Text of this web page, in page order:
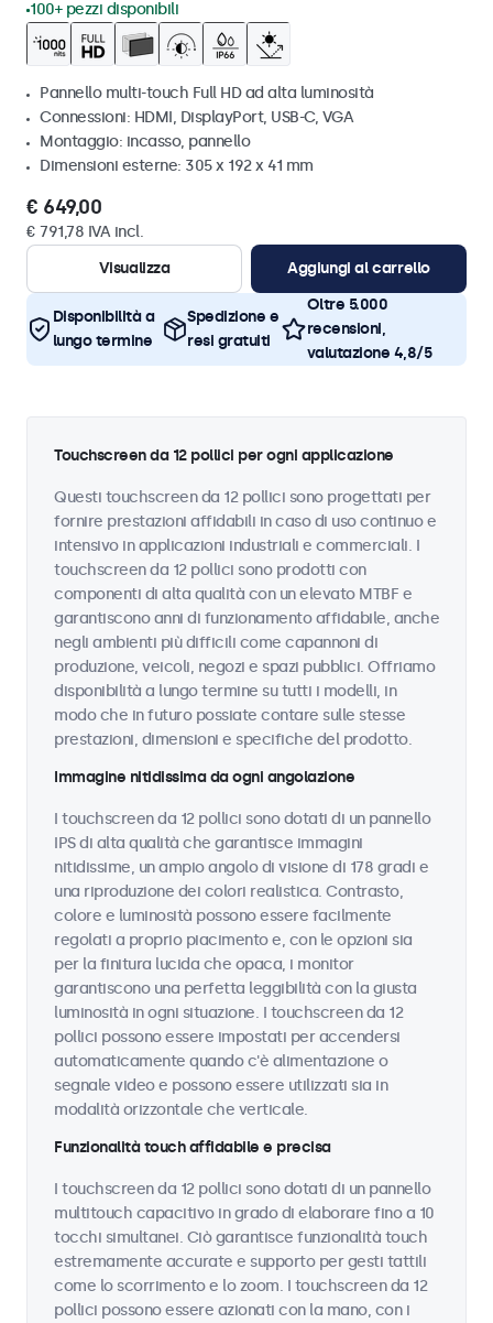
100+ pezzi disponibili
Pannello multi-touch Full HD ad alta luminosità
Connessioni: HDMI, DisplayPort, USB-C, VGA
Montaggio: incasso, pannello
Dimensioni esterne: 305 x 192 x 41 mm
€ 649,00
€ 791,78 IVA incl.
Visualizza
Aggiungi al carrello
Disponibilità a
lungo termine
Spedizione e
resi gratuiti
Oltre 5.000
recensioni,
valutazione 4,8/5
Touchscreen da 12 pollici per ogni applicazione
Questi touchscreen da 12 pollici sono progettati per
fornire prestazioni affidabili in caso di uso continuo e
intensivo in applicazioni industriali e commerciali. I
touchscreen da 12 pollici sono prodotti con
componenti di alta qualità con un elevato MTBF e
garantiscono anni di funzionamento affidabile, anche
negli ambienti più difficili come capannoni di
produzione, veicoli, negozi e spazi pubblici. Offriamo
disponibilità a lungo termine su tutti i modelli, in
modo che in futuro possiate contare sulle stesse
prestazioni, dimensioni e specifiche del prodotto.
Immagine nitidissima da ogni angolazione
I touchscreen da 12 pollici sono dotati di un pannello
IPS di alta qualità che garantisce immagini
nitidissime, un ampio angolo di visione di 178 gradi e
una riproduzione dei colori realistica. Contrasto,
colore e luminosità possono essere facilmente
regolati a proprio piacimento e, con le opzioni sia
per la finitura lucida che opaca, i monitor
garantiscono una perfetta leggibilità con la giusta
luminosità in ogni situazione. I touchscreen da 12
pollici possono essere impostati per accendersi
automaticamente quando c'è alimentazione o
segnale video e possono essere utilizzati sia in
modalità orizzontale che verticale.
Funzionalità touch affidabile e precisa
I touchscreen da 12 pollici sono dotati di un pannello
multitouch capacitivo in grado di elaborare fino a 10
tocchi simultanei. Ciò garantisce funzionalità touch
estremamente accurate e supporto per gesti tattili
come lo scorrimento e lo zoom. I touchscreen da 12
pollici possono essere azionati con la mano, con i